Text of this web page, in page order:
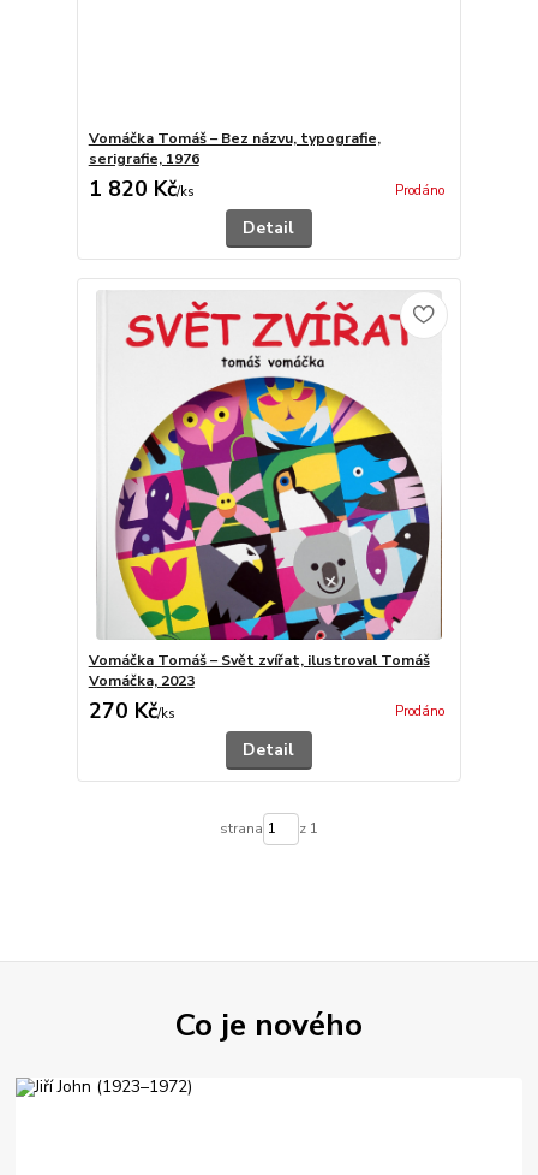
Vomáčka Tomáš – Bez názvu, typografie,
serigrafie, 1976
1 820 Kč/ks Prodáno
Detail
Vomáčka Tomáš – Svět zvířat, ilustroval Tomáš
Vomáčka, 2023
270 Kč/ks Prodáno
Detail
strana z 1
Co je nového